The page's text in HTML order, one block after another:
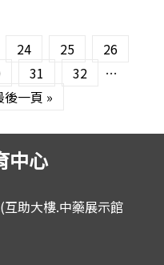
24 25
26
31 32
…
後一頁 »
中心
助大樓.中藥展示館